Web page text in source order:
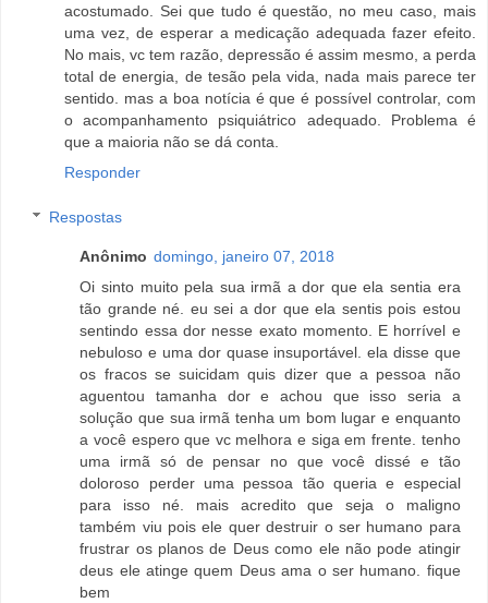
acostumado. Sei que tudo é questão, no meu caso, mais
uma vez, de esperar a medicação adequada fazer efeito.
No mais, vc tem razão, depressão é assim mesmo, a perda
total de energia, de tesão pela vida, nada mais parece ter
sentido. mas a boa notícia é que é possível controlar, com
o acompanhamento psiquiátrico adequado. Problema é
que a maioria não se dá conta.
Responder
Respostas
Anônimo domingo, janeiro 07, 2018
Oi sinto muito pela sua irmã a dor que ela sentia era
tão grande né. eu sei a dor que ela sentis pois estou
sentindo essa dor nesse exato momento. E horrível e
nebuloso e uma dor quase insuportável. ela disse que
os fracos se suicidam quis dizer que a pessoa não
aguentou tamanha dor e achou que isso seria a
solução que sua irmã tenha um bom lugar e enquanto
a você espero que vc melhora e siga em frente. tenho
uma irmã só de pensar no que você dissé e tão
doloroso perder uma pessoa tão queria e especial
para isso né. mais acredito que seja o maligno
também viu pois ele quer destruir o ser humano para
frustrar os planos de Deus como ele não pode atingir
deus ele atinge quem Deus ama o ser humano. fique
bem